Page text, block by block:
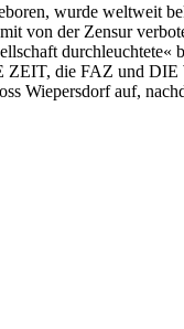
wurde weltweit
von der Zensur
die FAZ und DIE
Wiepersdorf auf,